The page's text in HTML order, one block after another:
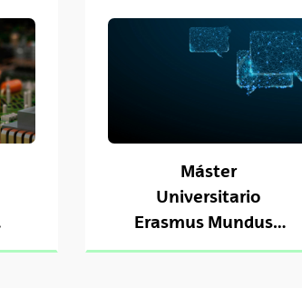
Máster
Universitario
Erasmus Mundus -
Language and